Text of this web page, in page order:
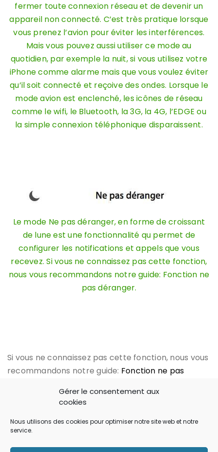
Gérer le consentement aux
cookies
Nous utilisons des cookies pour optimiser notre site web et notre
service.
fermer toute connexion réseau et de devenir un
appareil non connecté. C’est très pratique lorsque
vous prenez l’avion pour éviter les interférences.
Mais vous pouvez aussi utiliser ce mode au
quotidien, par exemple la nuit, si vous utilisez votre
iPhone comme alarme mais que vous voulez éviter
qu’il soit connecté et reçoive des ondes. Lorsque le
mode avion est enclenché, les icônes de réseau
comme le wifi, le Bluetooth, la 3G, la 4G, l’EDGE ou
la simple connexion téléphonique disparaissent.
Le mode Ne pas déranger, en forme de croissant
de lune est une fonctionnalité qu permet de
configurer les notifications et appels que vous
recevez. Si vous ne connaissez pas cette fonction,
nous vous recommandons notre guide: Fonction ne
pas déranger.
Si vous ne connaissez pas cette fonction, nous vous
recommandons notre guide: Fonction ne pas
Un indicateur de fonction téléphonique: le renvoi
d’appel. S’affiche lorsque vous avez programmé un